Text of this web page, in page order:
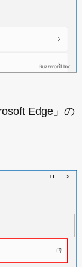
Edge」の